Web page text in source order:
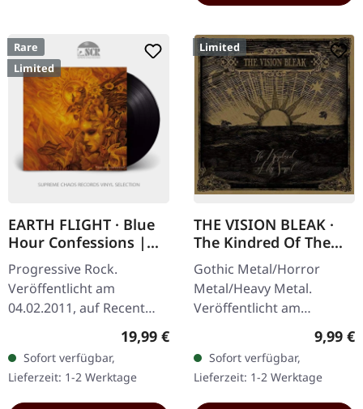
Rare
Limited
EARTH FLIGHT · Blue
Hour Confessions |
BLACK LP
Progressive Rock.
Veröffentlicht am
04.02.2011, auf Recent
Records. Schwarzes Vinyl
im Gatefold-Cover mit
Download-Code, limitiert
auf 300 Exemplare.…
Regulärer Preis:
19,99 €
Sofort verfügbar,
Lieferzeit: 1-2 Werktage
Limited
THE VISION BLEAK ·
The Kindred Of The
Sunset | DIGISLEEVE
CD
Gothic Metal/Horror
Metal/Heavy Metal.
Veröffentlicht am
22.04.2016, auf Prophecy
Productions. Digisleeve
CD, limitiert auf 1000
Exemplare Die EP…
9,99 €
Sofort verfügbar,
Lieferzeit: 1-2 Werktage